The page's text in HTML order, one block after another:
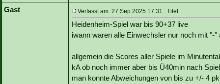
Gast
Verfasst am: 27 Sep 2025 17:31 Titel:
Heidenheim-Spiel war bis 90+37 live
iwann waren alle Einwechsler nur noch mit "-"
allgemein die Scores aller Spiele im
kA ob noch immer aber bis Ü40min nach
man konnte Abweichungen von bis zu +/- 4